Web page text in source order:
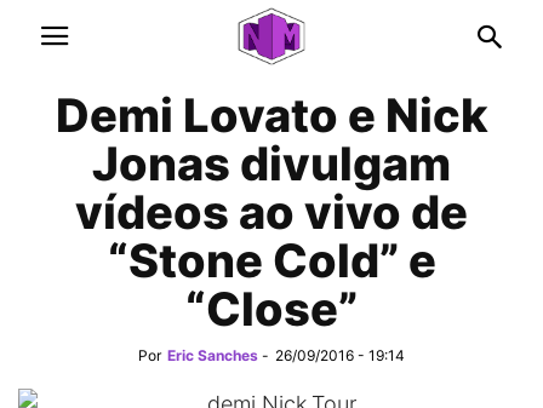
Demi Lovato e Nick
Jonas divulgam
vídeos ao vivo de
“Stone Cold” e
“Close”
Por Eric Sanches - 26/09/2016 - 19:14